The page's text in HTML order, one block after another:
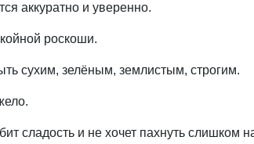
аккуратно и уверенно.
роскоши.
сухим, зелёным, землистым, строгим.
сладость и не хочет пахнуть слишком